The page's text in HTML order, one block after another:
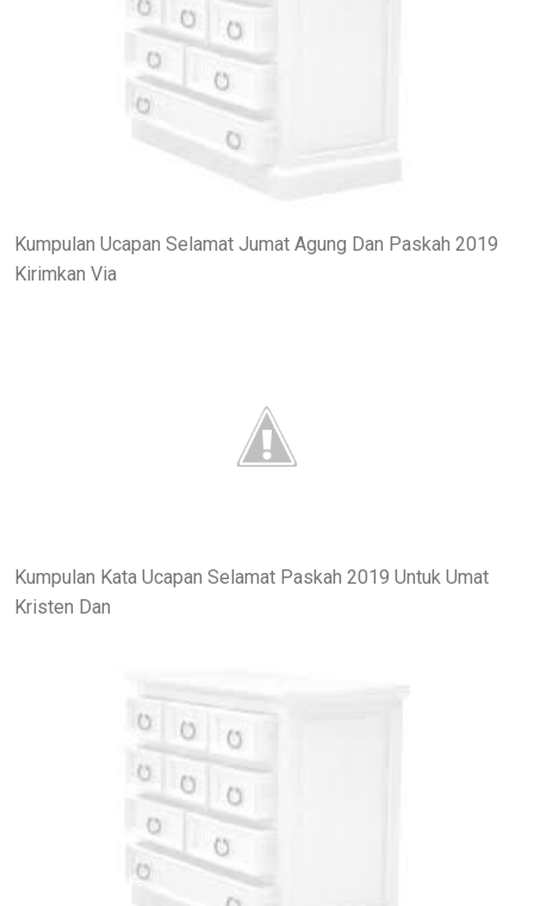
Kumpulan Ucapan Selamat Jumat Agung Dan Paskah 2019
Kirimkan Via
Kumpulan Kata Ucapan Selamat Paskah 2019 Untuk Umat
Kristen Dan